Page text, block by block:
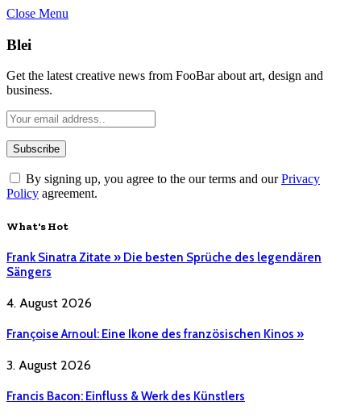
Close Menu
Blei
Get the latest creative news from FooBar about art, design and
business.
By signing up, you agree to the our terms and ourPrivacy
Policy agreement.
What's Hot
Frank Sinatra Zitate » Die besten Sprüche des legendären
Sängers
4. August 2026
Françoise Arnoul: Eine Ikone des französischen Kinos »
3. August 2026
Francis Bacon: Einfluss & Werk des Künstlers